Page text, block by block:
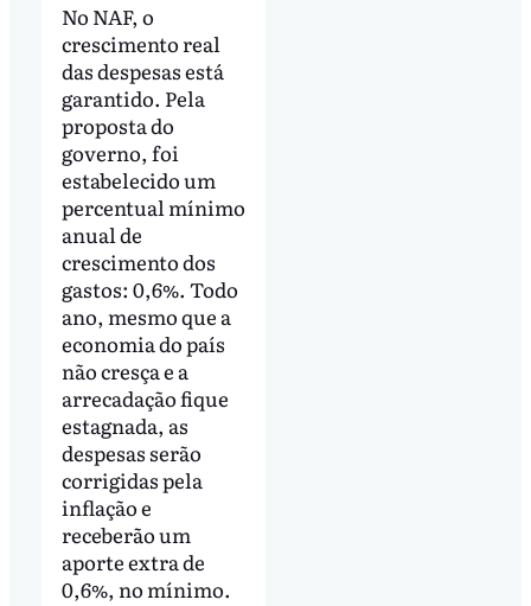
No NAF, o
crescimento real
das despesas está
garantido. Pela
proposta do
governo, foi
estabelecido um
percentual mínimo
anual de
crescimento dos
gastos: 0,6%. Todo
ano, mesmo que a
economia do país
não cresça e a
arrecadação fique
estagnada, as
despesas serão
corrigidas pela
inflação e
receberão um
aporte extra de
0,6%, no mínimo.